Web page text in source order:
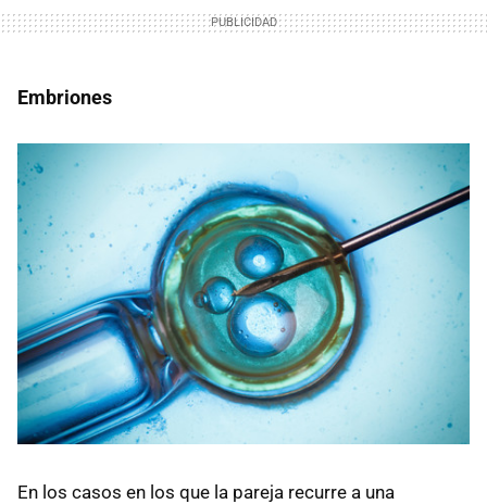
Embriones
En los casos en los que la pareja recurre a una